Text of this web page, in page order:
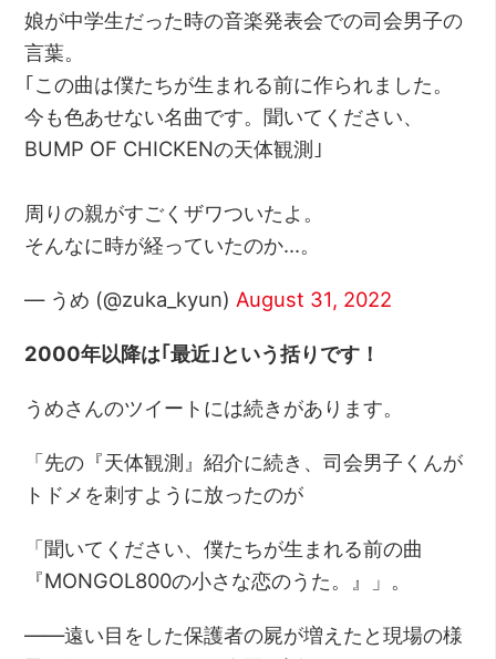
娘が中学生だった時の音楽発表会での司会男子の
言葉。
｢この曲は僕たちが生まれる前に作られました。
今も色あせない名曲です。聞いてください、
BUMP OF CHICKENの天体観測｣
周りの親がすごくザワついたよ。
そんなに時が経っていたのか…。
— うめ (@zuka_kyun) August 31, 2022
2000年以降は｢最近｣という括りです！
うめさんのツイートには続きがあります。
「先の『天体観測』紹介に続き、司会男子くんが
トドメを刺すように放ったのが
「聞いてください、僕たちが生まれる前の曲
『MONGOL800の小さな恋のうた。』」。
――遠い目をした保護者の屍が増えたと現場の様